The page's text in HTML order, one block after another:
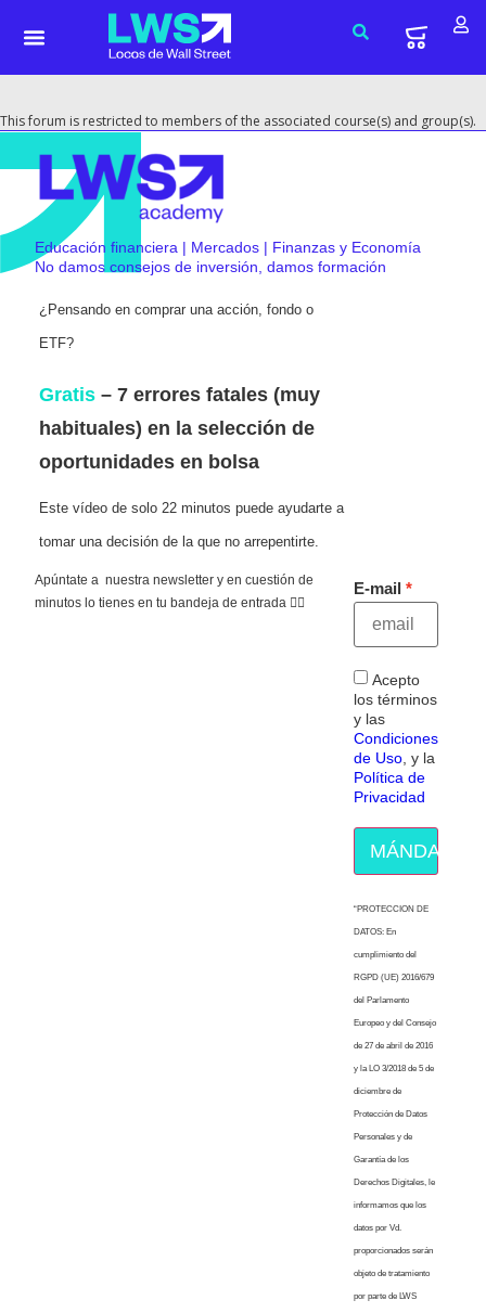
This forum is restricted to members of the associated course(s) and group(s).
Educación financiera | Mercados | Finanzas y Economía
No damos consejos de inversión, damos formación
¿Pensando en comprar una acción, fondo o
ETF?
Gratis – 7 errores fatales (muy
habituales) en la selección de
oportunidades en bolsa
Este vídeo de solo 22 minutos puede ayudarte a
tomar una decisión de la que no arrepentirte.
Apúntate a nuestra newsletter y en cuestión de
minutos lo tienes en tu bandeja de entrada 👇🏻
E-mail
Acepto
los términos
y las
Condiciones
de Uso, y la
Política de
Privacidad
MÁNDAME
“PROTECCION DE
DATOS: En
cumplimiento del
RGPD (UE) 2016/679
del Parlamento
Europeo y del Consejo
de 27 de abril de 2016
y la LO 3/2018 de 5 de
diciembre de
Protección de Datos
Personales y de
Garantía de los
Derechos Digitales, le
informamos que los
datos por Vd.
proporcionados serán
objeto de tratamiento
por parte de LWS